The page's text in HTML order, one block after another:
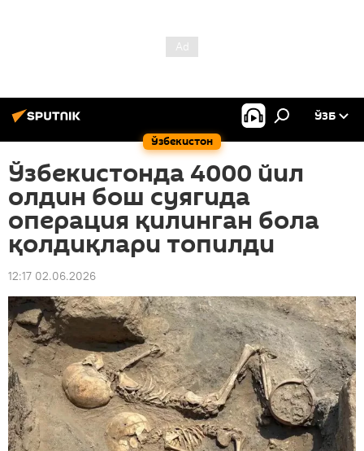
Ўзбекистон
ЎЗБ
Ўзбекистонда 4000 йил
олдин бош суягида
операция қилинган бола
қолдиқлари топилди
12:17 02.06.2026